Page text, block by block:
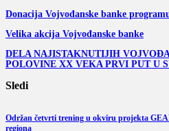
Donacija Vojvođanske banke
Velika akcija Vojvođanske banke
DELA NAJISTAKNUTIJIH
POLOVINE XX VEKA PRVI PUT U
Sledi
Održan četvrti trening u okviru projekta
regiona